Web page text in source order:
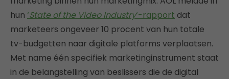
hun ‘State of the Video Industry‘-rapport dat
marketeers ongeveer 10 procent van hun totale
tv-budgetten naar digitale platforms verplaatsen.
Met name één specifiek marketinginstrument staat
in de belangstelling van beslissers die de digital